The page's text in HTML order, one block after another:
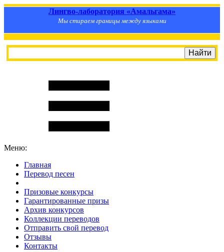
Лингво-лаборатория «Амальгама»
Мы стираем границы между языками
Меню:
Главная
Перевод песен
Призовые конкурсы
Гарантированные призы
Архив конкурсов
Коллекции переводов
Отправить свой перевод
Отзывы
Контакты